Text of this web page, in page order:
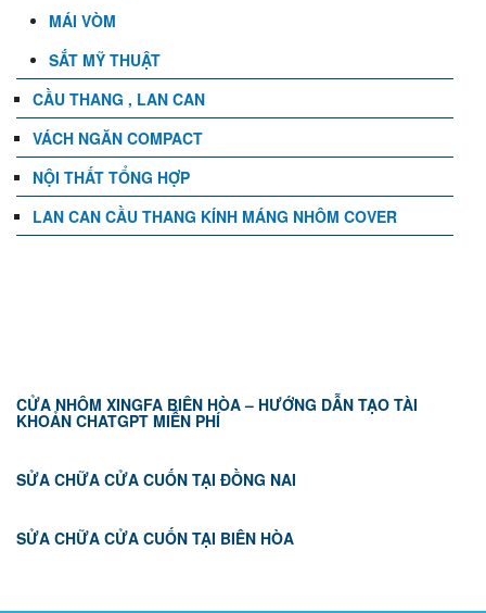
MÁI VÒM
SẮT MỸ THUẬT
CẦU THANG , LAN CAN
VÁCH NGĂN COMPACT
NỘI THẤT TỔNG HỢP
LAN CAN CẦU THANG KÍNH MÁNG NHÔM COVER
CỬA NHÔM XINGFA BIÊN HÒA – HƯỚNG DẪN TẠO TÀI
KHOẢN CHATGPT MIỄN PHÍ
SỬA CHỮA CỬA CUỐN TẠI ĐỒNG NAI
SỬA CHỮA CỬA CUỐN TẠI BIÊN HÒA